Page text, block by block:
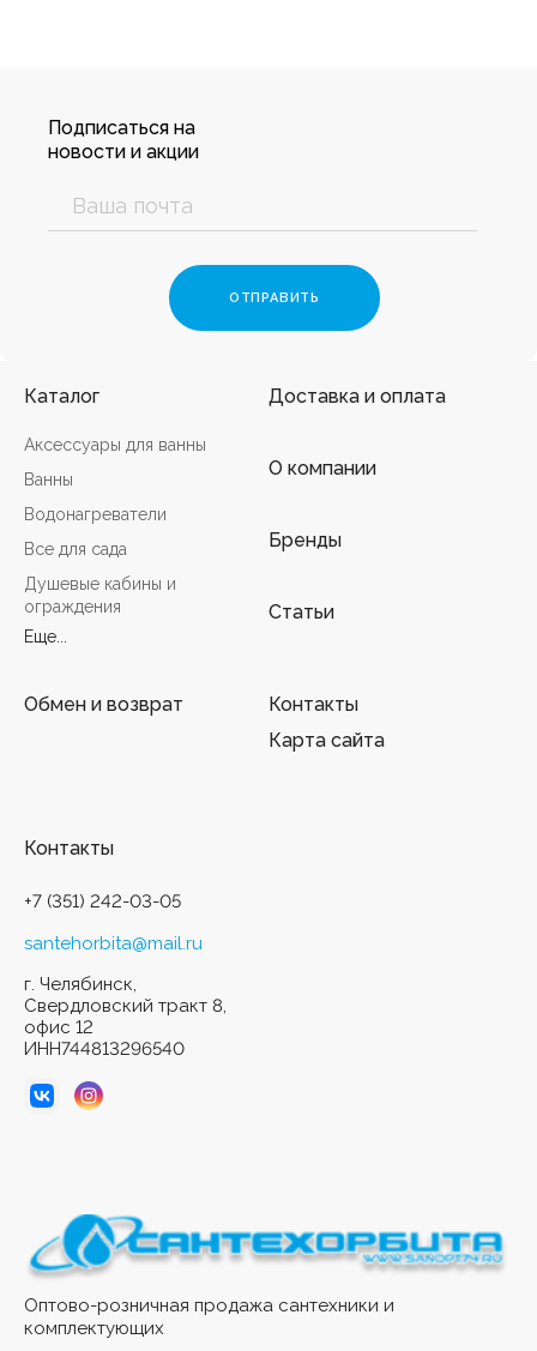
Подписаться на
новости и акции
Оптово-розничная продажа сантехники и
комплектующих
Каталог
Аксессуары для ванны
Ванны
Водонагреватели
Все для сада
Душевые кабины и
ограждения
Еще...
Доставка и оплата
О компании
Бренды
Статьи
Обмен и возврат
Контакты
Карта сайта
Контакты
+7 (351) 242-03-05
santehorbita@mail.ru
г. Челябинск,
Свердловский тракт 8,
офис 12
ИНН744813296540